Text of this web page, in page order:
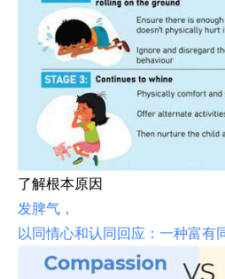
了解根本原因
发脾气，
以同情心和认同回应：一种富有